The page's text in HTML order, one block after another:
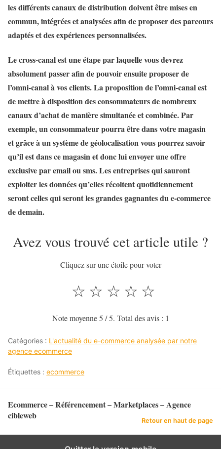
les différents canaux de distribution doivent être mises en
commun, intégrées et analysées afin de proposer des parcours
adaptés et des expériences personnalisées.
Le cross-canal est une étape par laquelle vous devrez
absolument passer afin de pouvoir ensuite proposer de
l’omni-canal à vos clients. La proposition de l’omni-canal est
de mettre à disposition des consommateurs de nombreux
canaux d’achat de manière simultanée et combinée. Par
exemple, un consommateur pourra être dans votre magasin
et grâce à un système de géolocalisation vous pourrez savoir
qu’il est dans ce magasin et donc lui envoyer une offre
exclusive par email ou sms. Les entreprises qui sauront
exploiter les données qu’elles récoltent quotidiennement
seront celles qui seront les grandes gagnantes du e-commerce
de demain.
Avez vous trouvé cet article utile ?
Cliquez sur une étoile pour voter
☆
☆
☆
☆
☆
Note moyenne5 / 5. Total des avis : 1
Catégories : L'actualité du e-commerce analysée par notre
agence ecommerce
Étiquettes : ecommerce
Ecommerce – Référencement – Marketplaces – Agence
cibleweb
Retour en haut de page